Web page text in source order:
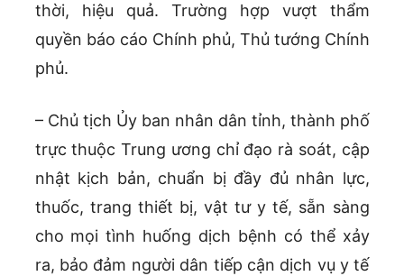
thời, hiệu quả. Trường hợp vượt thẩm
quyền báo cáo Chính phủ, Thủ tướng Chính
phủ.
– Chủ tịch Ủy ban nhân dân tỉnh, thành phố
trực thuộc Trung ương chỉ đạo rà soát, cập
nhật kịch bản, chuẩn bị đầy đủ nhân lực,
thuốc, trang thiết bị, vật tư y tế, sẵn sàng
cho mọi tình huống dịch bệnh có thể xảy
ra, bảo đảm người dân tiếp cận dịch vụ y tế